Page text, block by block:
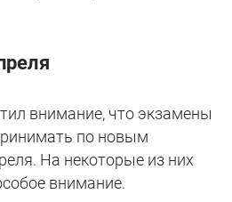
внимание, что экзамены
по новым
На некоторые из них
внимание.